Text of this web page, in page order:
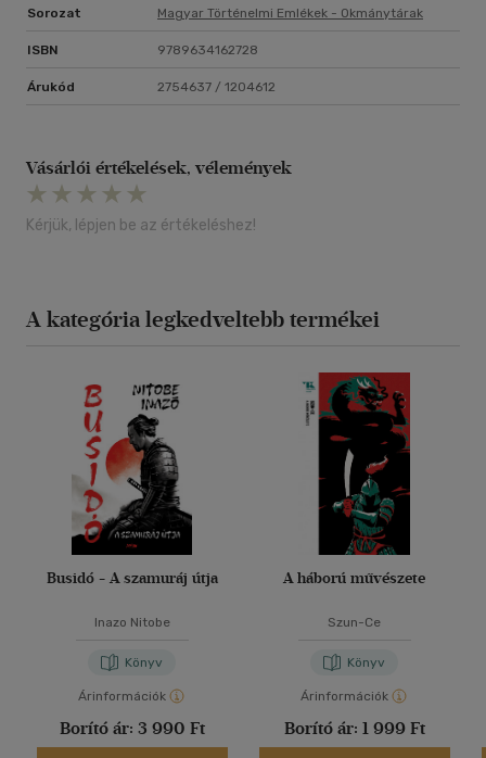
Sorozat Magyar Történelmi Emlékek - Okmánytárak
ISBN 9789634162728
Árukód 2754637 / 1204612
Vásárlói értékelések, vélemények
Kérjük, lépjen be az értékeléshez!
A kategória legkedveltebb termékei
Busidó - A szamuráj útja
Inazo Nitobe
Könyv
Árinformációk
Borító ár: 3 990 Ft
A háború művészete
Szun-Ce
Könyv
Árinformációk
Borító ár: 1 999 Ft